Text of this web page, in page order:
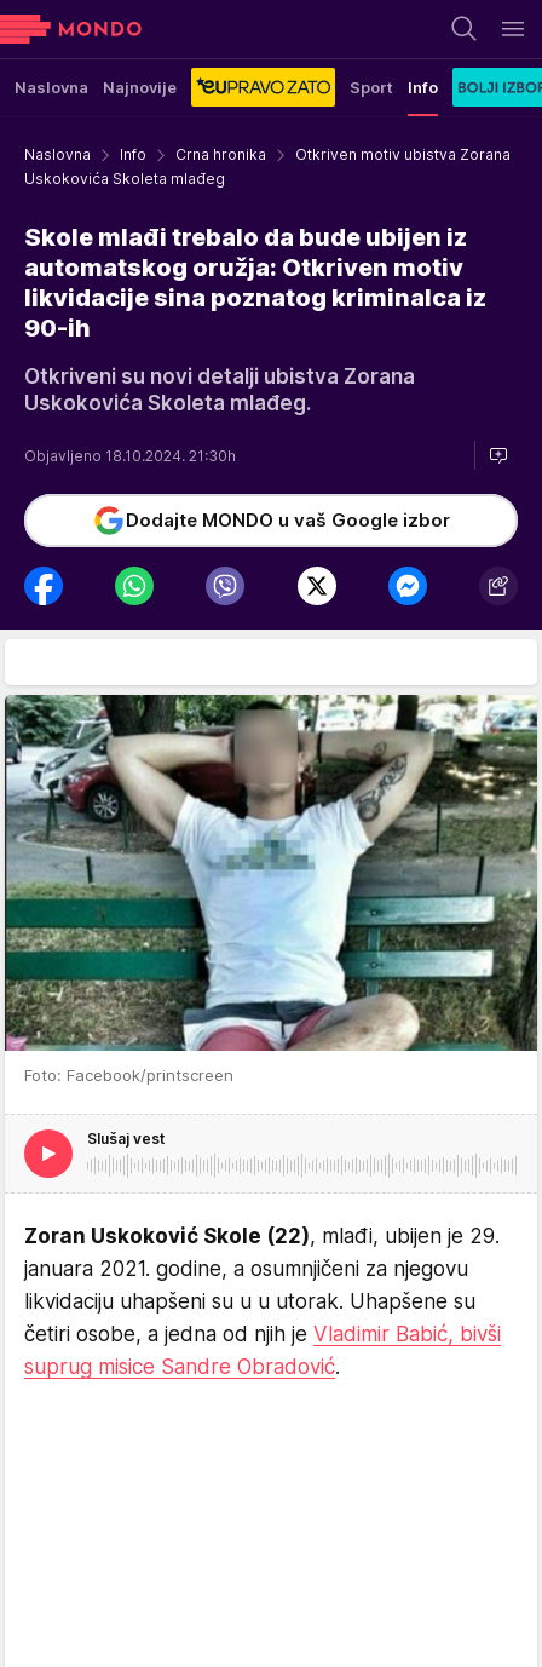
Naslovna Najnovije Sport Info
Naslovna Info Crna hronika
Otkriven motiv ubistva Zorana
Uskokovića Skoleta mlađeg
Skole mlađi trebalo da bude ubijen iz
automatskog oružja: Otkriven motiv
likvidacije sina poznatog kriminalca iz
90-ih
Otkriveni su novi detalji ubistva Zorana
Uskokovića Skoleta mlađeg.
Objavljeno 18.10.2024. 21:30h
Dodajte MONDO u vaš Google izbor
Foto: Facebook/printscreen
Slušaj vest
Zoran Uskoković Skole (22), mlađi, ubijen je 29.
januara 2021. godine, a osumnjičeni za njegovu
likvidaciju uhapšeni su u u utorak. Uhapšene su
četiri osobe, a jedna od njih je Vladimir Babić, bivši
suprug misice Sandre Obradović.